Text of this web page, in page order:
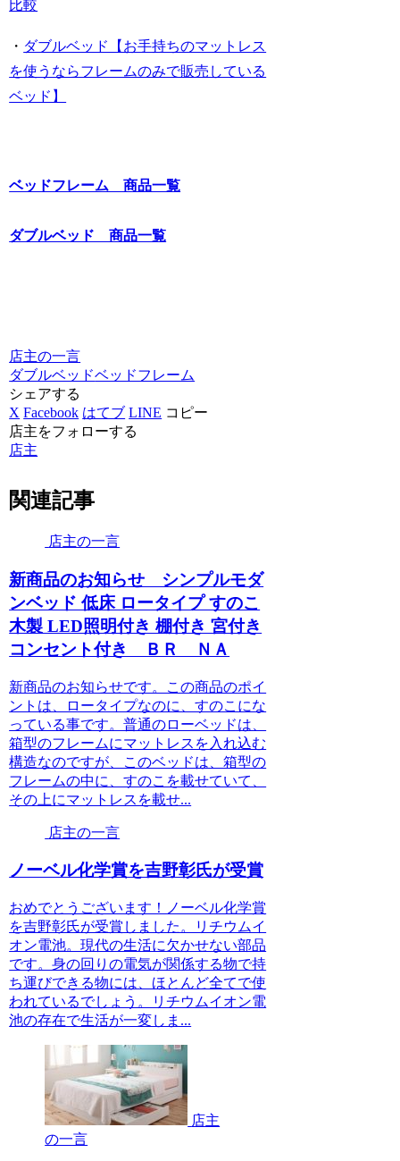
比較
・ ダブルベッド【お手持ちのマットレス
を使うならフレームのみで販売している
ベッド】
ベッドフレーム 商品一覧
ダブルベッド 商品一覧
店主の一言
ダブルベッドベッドフレーム
シェアする
X Facebook はてブ LINE コピー
店主をフォローする
店主
関連記事
店主の一言
新商品のお知らせ シンプルモダ
ンベッド 低床 ロータイプ すのこ
木製 LED照明付き 棚付き 宮付き
コンセント付き ＢＲ ＮＡ
新商品のお知らせです。この商品のポイ
ントは、ロータイプなのに、すのこにな
っている事です。普通のローベッドは、
箱型のフレームにマットレスを入れ込む
構造なのですが、このベッドは、箱型の
フレームの中に、すのこを載せていて、
その上にマットレスを載せ...
店主の一言
ノーベル化学賞を吉野彰氏が受賞
おめでとうございます！ノーベル化学賞
を吉野彰氏が受賞しました。リチウムイ
オン電池。現代の生活に欠かせない部品
です。身の回りの電気が関係する物で持
ち運びできる物には、ほとんど全てで使
われているでしょう。リチウムイオン電
池の存在で生活が一変しま...
店主
の一言